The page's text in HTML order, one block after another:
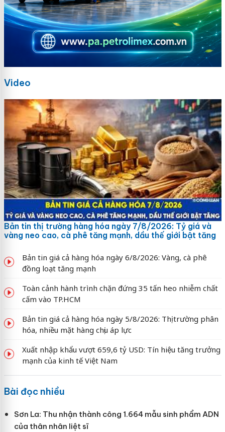
Video
Bản tin thị trường hàng hóa ngày 7/8/2026: Tỷ giá và
vàng neo cao, cà phê tăng mạnh, dầu thế giới bật tăng
Bản tin giá cả hàng hóa ngày 6/8/2026: Vàng, cà phê
đồng loạt tăng mạnh
Toàn cảnh hành trình chặn đứng 35 tấn heo nhiễm chất
cấm vào TP.HCM
Bản tin giá cả hàng hóa ngày 5/8/2026: Thị trường phân
hóa, nhiều mặt hàng chịu áp lực
Xuất nhập khẩu vượt 659,6 tỷ USD: Tín hiệu tăng trưởng
mạnh của kinh tế Việt Nam
Bài đọc nhiều
Sơn La: Thu nhận thành công 1.664 mẫu sinh phẩm ADN
của thân nhân liệt sĩ